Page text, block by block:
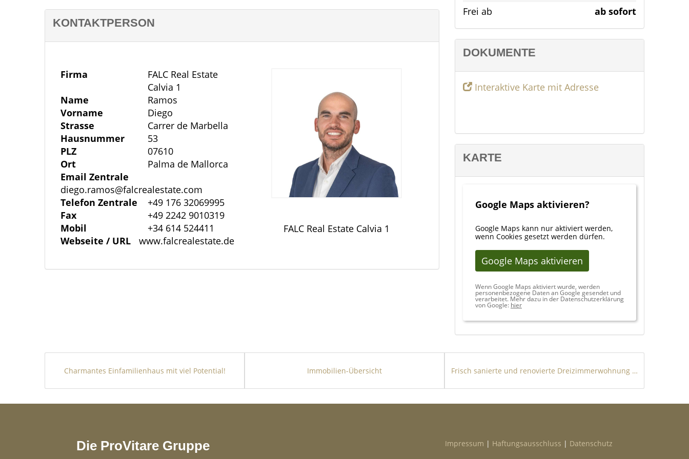
erstellt worden sein.
KONTAKTPERSON
Firma
FALC Real Estate
Calvia 1
Name
Ramos
Vorname
Diego
Strasse
Carrer de Marbella
Hausnummer
53
PLZ
07610
Ort
Palma de Mallorca
Email Zentrale
diego.ramos@falcrealestate.com
Telefon Zentrale
+49 176 32069995
Fax
+49 2242 9010319
Mobil
+34 614 524411
Webseite / URL
www.falcrealestate.de
FALC Real Estate Calvia 1
Frei ab
ab sofort
DOKUMENTE
Interaktive Karte mit Adresse
KARTE
Google Maps aktivieren?
Google Maps kann nur aktiviert werden,
wenn Cookies gesetzt werden dürfen.
Google Maps aktivieren
Wenn Google Maps aktiviert wurde, werden
personenbezogene Daten an Google gesendet und
verarbeitet. Mehr dazu in der Datenschutzerklärung
von Google: hier
Charmantes Einfamilienhaus mit viel Potential! Immobilien-Übersicht Frisch sanierte und renovierte Dreizimmerwohnung zum Wohlfühlen!
Die ProVitare Gruppe Impressum | Haftungsausschluss | Datenschutz